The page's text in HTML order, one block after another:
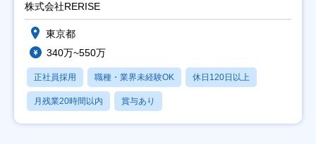
株式会社RERISE
東京都
340万~550万
正社員採用 職種・業界未経験OK 休日120日以上
月残業20時間以内 賞与あり